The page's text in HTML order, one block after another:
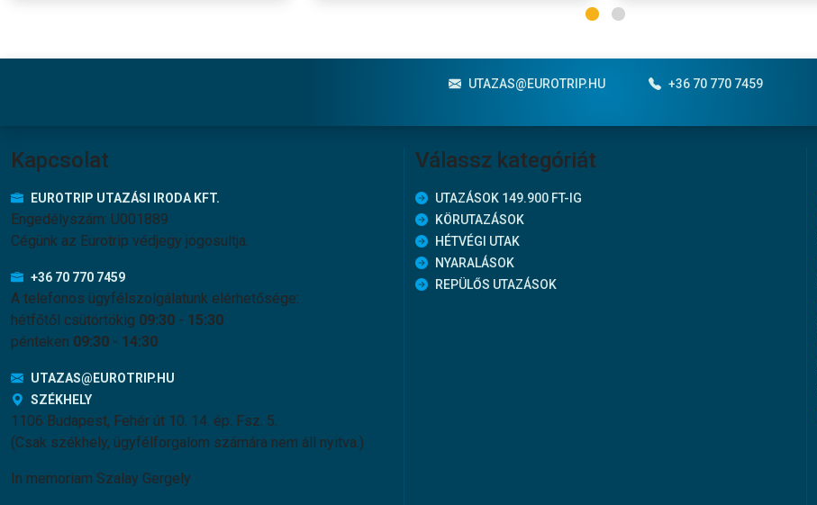
UTAZAS@EUROTRIP.HU +36 70 770 7459
Kapcsolat
EUROTRIP UTAZÁSI IRODA KFT.
Engedélyszám: U001889
Cégünk az Eurotrip védjegy jogosultja.
+36 70 770 7459
A telefonos ügyfélszolgálatunk elérhetősége:
hétfőtől csütörtökig 09:30 - 15:30
pénteken 09:30 - 14:30
UTAZAS@EUROTRIP.HU
SZÉKHELY
1106 Budapest, Fehér út 10. 14. ép. Fsz. 5.
(Csak székhely, ügyfélforgalom számára nem áll nyitva.)
In memoriam Szalay Gergely
Válassz kategóriát
UTAZÁSOK 149.900 FT-IG
KÖRUTAZÁSOK
HÉTVÉGI UTAK
NYARALÁSOK
REPÜLŐS UTAZÁSOK